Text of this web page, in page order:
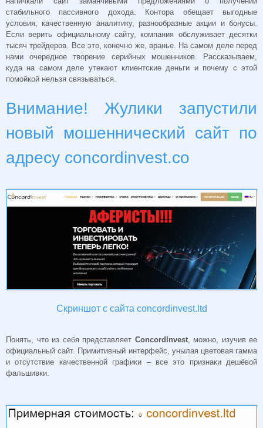
стабильного пассивного дохода. Контора обещает выгодные
условия, качественную аналитику, разнообразные акции и бонусы.
Если верить официальному сайту, компания обслуживает десятки
тысяч трейдеров. Все это, конечно же, вранье. На самом деле перед
нами очередное творение серийных мошенников. Рассказываем,
куда на самом деле утекают клиентские деньги и почему с этой
помойкой нельзя связываться.
Внимание! Жулики запустили
новый мошеннический сайт по
адресу concordinvest.co
Скриншот с сайта concordinvest.ltd
Понять, что из себя представляет ConcordInvest, можно, изучив ее
официальный сайт. Примитивный интерфейс, унылая цветовая гамма
и отсутствие качественной графики – все это признаки дешёвой
фальшивки.